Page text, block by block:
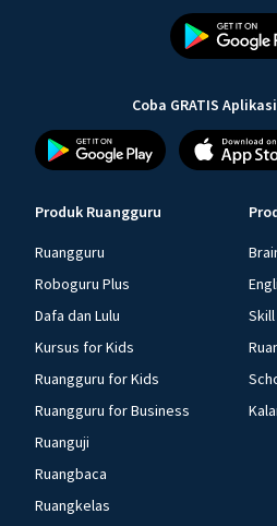
Coba GRATIS
Produk Ruangguru
Ruangguru
Roboguru Plus
Dafa dan Lulu
Kursus for Kids
Ruangguru for Kids
Ruangguru for Business
Ruanguji
Ruangbaca
Ruangkelas